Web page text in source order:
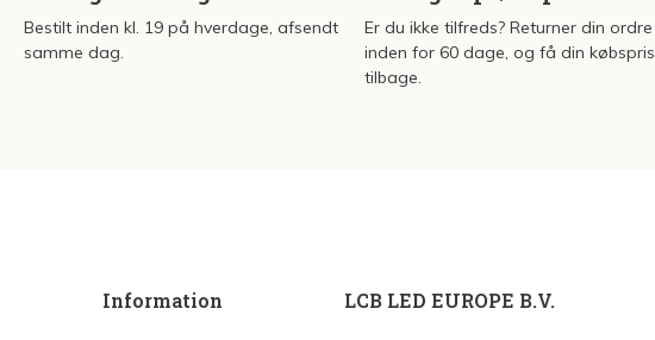
Bestilt inden kl. 19 på hverdage, afsendt
samme dag.
Er du ikke tilfreds? Returner din ordre
inden for 60 dage, og få din købspris
tilbage.
Information LCB LED EUROPE B.V.